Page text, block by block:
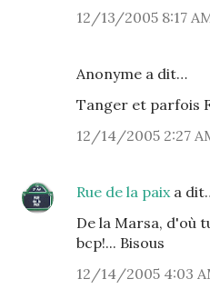
12/13/2005 8:17
Anonyme a dit…
Tanger et parfois
12/14/2005 2:27
Rue de la paixa
De la Marsa, d'où
bcp!... Bisous
12/14/2005 4:03